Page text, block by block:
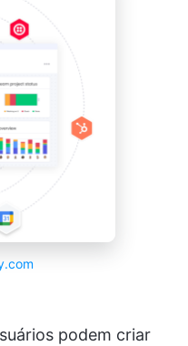
podem criar